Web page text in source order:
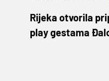
Rijeka otvorila
play gestama